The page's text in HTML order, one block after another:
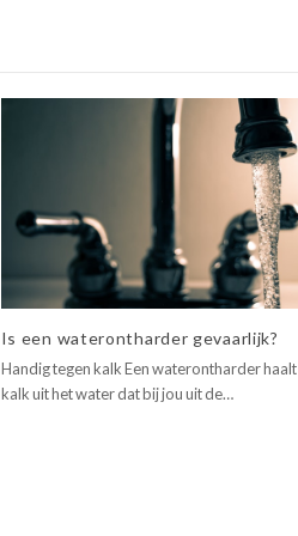
Is een waterontharder gevaarlijk?
Handig tegen kalk Een waterontharder haalt
kalk uit het water dat bij jou uit de…